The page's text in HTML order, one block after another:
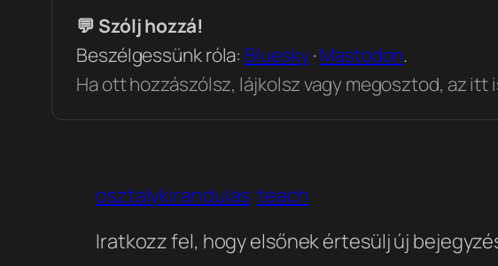
💬 Szólj hozzá!
Beszélgessünk róla: Bluesky·Mastodon.
Ha ott hozzászólsz, lájkolsz vagy megosztod, az itt
osztalykirandulas teach
Iratkozz fel, hogy elsőnek értesülj új